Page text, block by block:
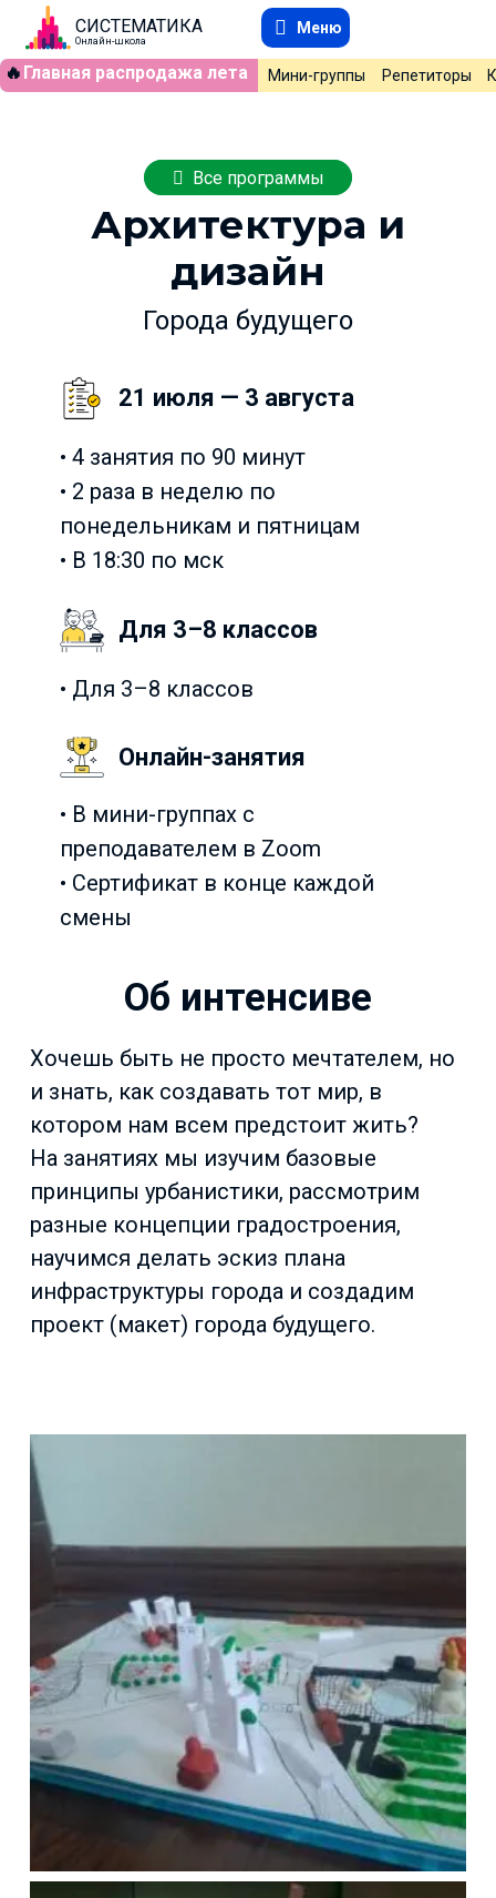
СИСТЕМАТИКА
Онлайн-школа
Меню
🔥 Главная распродажа лета Мини-группы Репетиторы
Все программы
Архитектура и
дизайн
Города будущего
21 июля — 3 августа
• 4 занятия по 90 минут
• 2 раза в неделю по
понедельникам и пятницам
• В 18:30 по мск
Для 3–8 классов
• Для 3–8 классов
Онлайн-занятия
• В мини-группах с
преподавателем в Zoom
• Сертификат в конце каждой
смены
Об интенсиве
Хочешь быть не просто мечтателем, но
и знать, как создавать тот мир, в
котором нам всем предстоит жить?
На занятиях мы изучим базовые
принципы урбанистики, рассмотрим
разные концепции градостроения,
научимся делать эскиз плана
инфраструктуры города и создадим
проект (макет) города будущего.